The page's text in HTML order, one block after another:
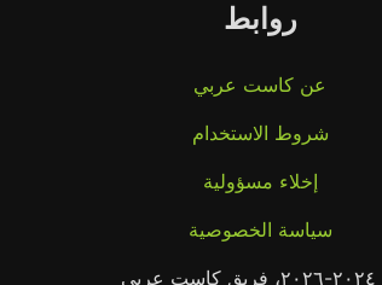
روابط
عن كاست عربي
شروط الاستخدام
إخلاء مسؤولية
سياسة الخصوصية